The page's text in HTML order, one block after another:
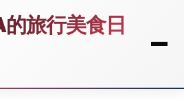
旅行美食日